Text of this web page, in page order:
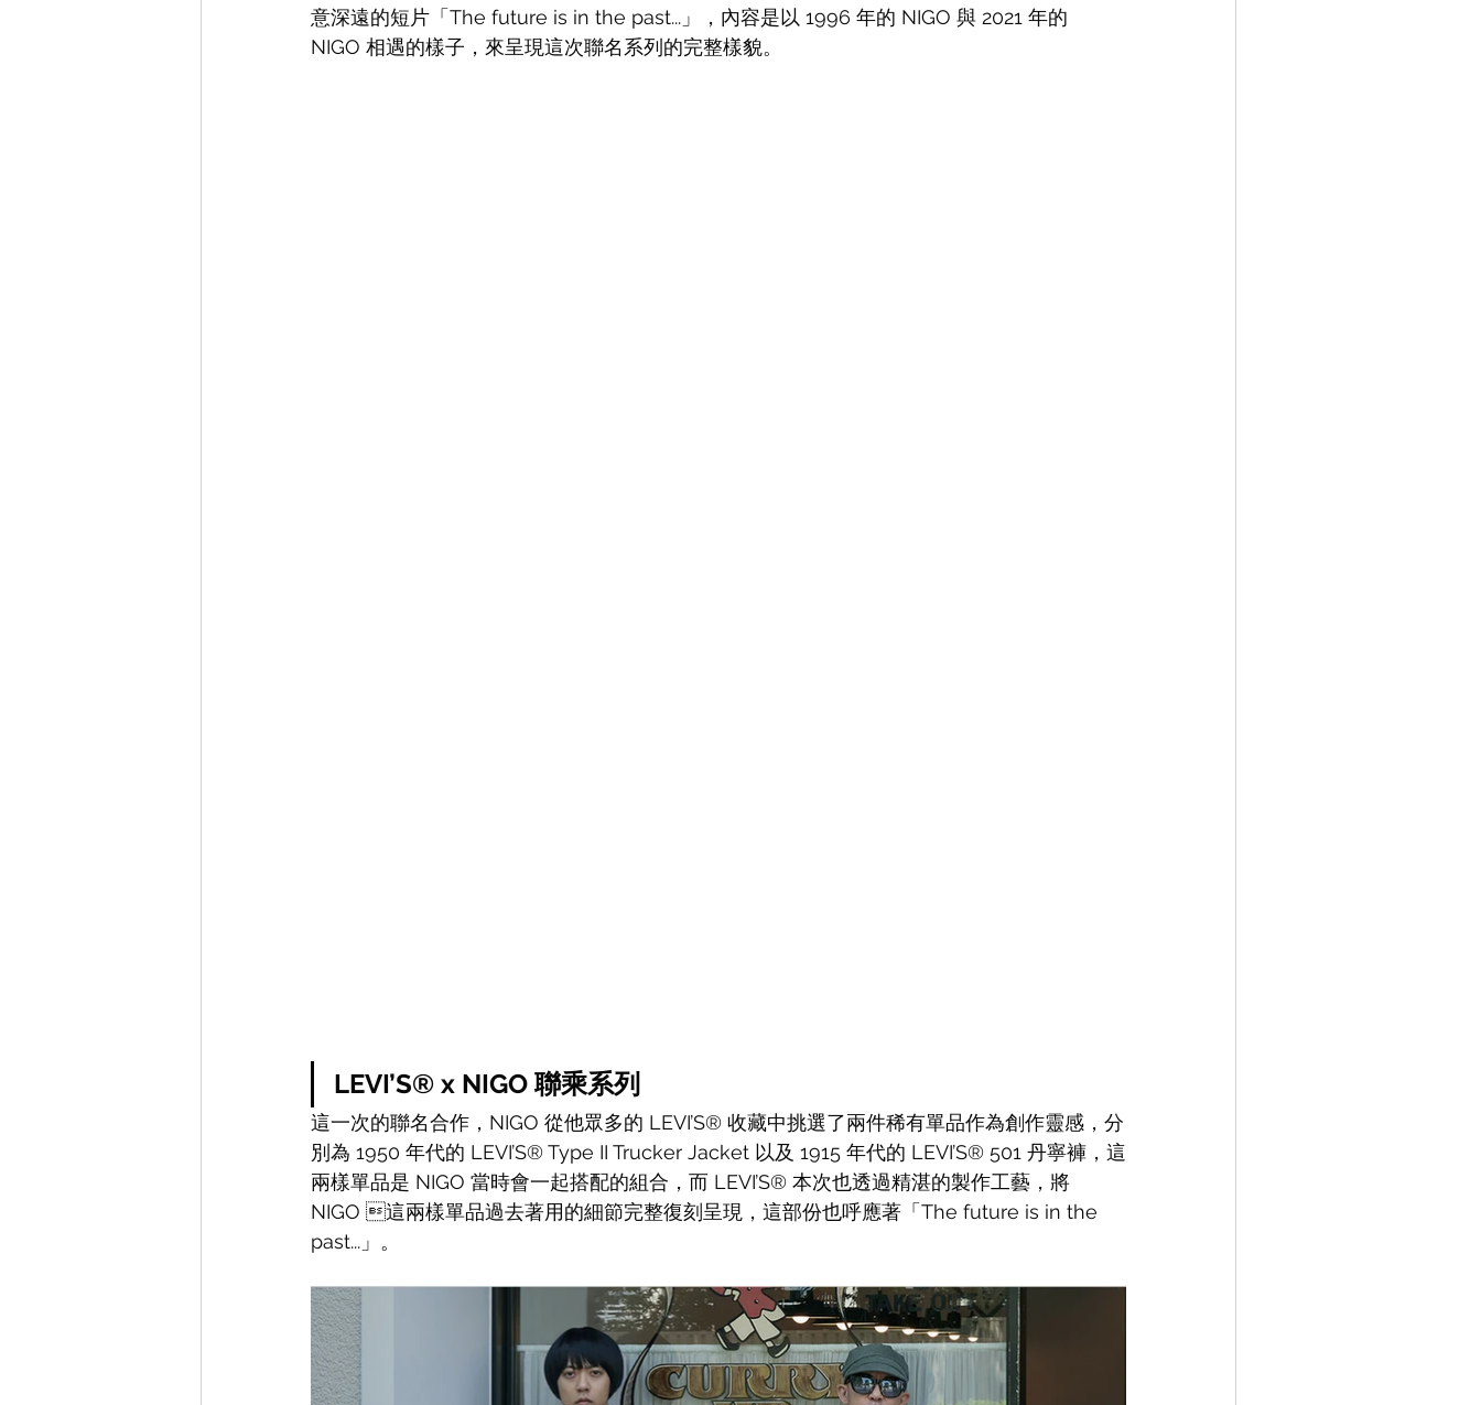
意深遠的短片「 The future is in the past... 」，內容是以 1996 年的 NIGO 與 2021 年的
NIGO 相遇的樣子，來呈現這次聯名系列的完整樣貌。
LEVI’S® x NIGO 聯乘系列
這一次的聯名合作，NIGO 從他眾多的 LEVI’S® 收藏中挑選了兩件稀有單品作為創作靈感，分
別為 1950 年代的 LEVI’S® Type II Trucker Jacket 以及 1915 年代的 LEVI’S® 501 丹寧褲，這
兩樣單品是 NIGO 當時會一起搭配的組合，而 LEVI’S® 本次也透過精湛的製作工藝，將
NIGO 這兩樣單品過去著用的細節完整復刻呈現，這部份也呼應著「 The future is in the
past... 」。